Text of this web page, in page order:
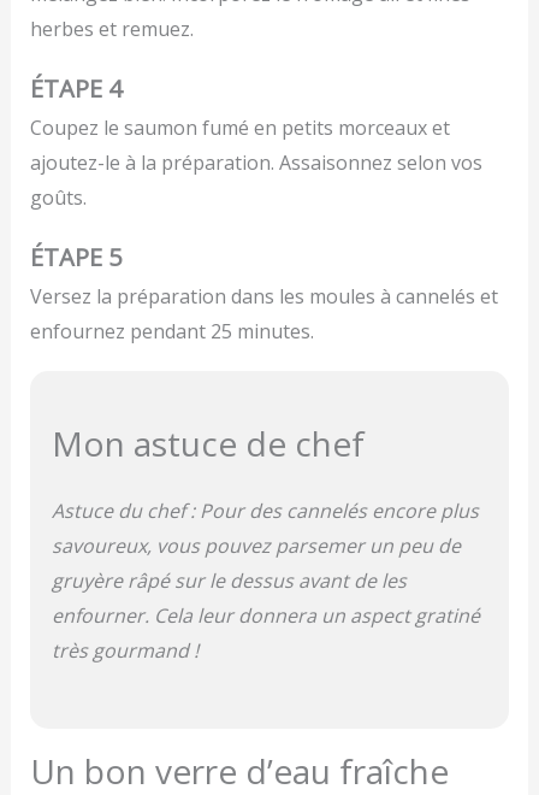
herbes et remuez.
ÉTAPE 4
Coupez le saumon fumé en petits morceaux et
ajoutez-le à la préparation. Assaisonnez selon vos
goûts.
ÉTAPE 5
Versez la préparation dans les moules à cannelés et
enfournez pendant 25 minutes.
Mon astuce de chef
Astuce du chef : Pour des cannelés encore plus
savoureux, vous pouvez parsemer un peu de
gruyère râpé sur le dessus avant de les
enfourner. Cela leur donnera un aspect gratiné
très gourmand !
Un bon verre d’eau fraîche